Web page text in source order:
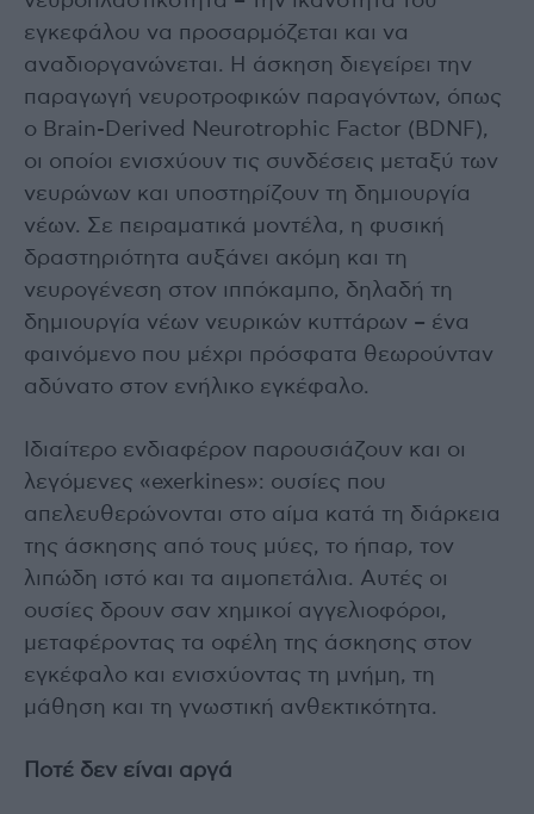
εγκεφάλου να προσαρμόζεται και να
αναδιοργανώνεται. Η άσκηση διεγείρει την
παραγωγή νευροτροφικών παραγόντων, όπως
ο Brain-Derived Neurotrophic Factor (BDNF),
οι οποίοι ενισχύουν τις συνδέσεις μεταξύ των
νευρώνων και υποστηρίζουν τη δημιουργία
νέων. Σε πειραματικά μοντέλα, η φυσική
δραστηριότητα αυξάνει ακόμη και τη
νευρογένεση στον ιππόκαμπο, δηλαδή τη
δημιουργία νέων νευρικών κυττάρων – ένα
φαινόμενο που μέχρι πρόσφατα θεωρούνταν
αδύνατο στον ενήλικο εγκέφαλο.
Ιδιαίτερο ενδιαφέρον παρουσιάζουν και οι
λεγόμενες «exerkines»: ουσίες που
απελευθερώνονται στο αίμα κατά τη διάρκεια
της άσκησης από τους μύες, το ήπαρ, τον
λιπώδη ιστό και τα αιμοπετάλια. Αυτές οι
ουσίες δρουν σαν χημικοί αγγελιοφόροι,
μεταφέροντας τα οφέλη της άσκησης στον
εγκέφαλο και ενισχύοντας τη μνήμη, τη
μάθηση και τη γνωστική ανθεκτικότητα.
Ποτέ δεν είναι αργά